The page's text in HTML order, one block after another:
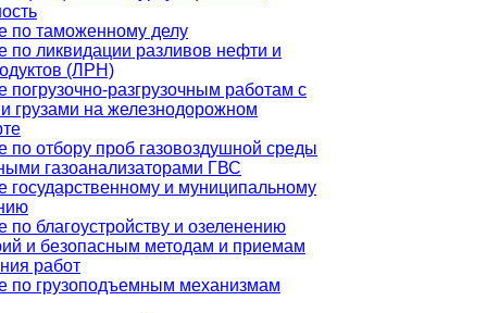
по таможенному делу
по ликвидации разливов нефти и
(ЛРН)
погрузочно-разгрузочным работам с
грузами на железнодорожном
по отбору проб газовоздушной среды
газоанализаторами ГВС
государственному и муниципальному
по благоустройству и озеленению
и безопасным методам и приемам
работ
по грузоподъемным механизмам